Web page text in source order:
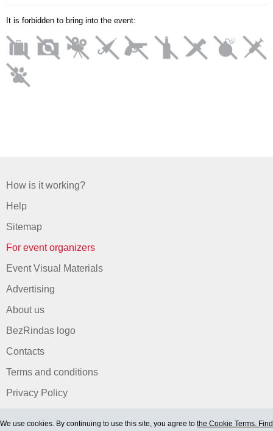
It is forbidden to bring into the event:
How is it working?
Help
Sitemap
For event organizers
Event Visual Materials
Advertising
About us
BezRindas logo
Contacts
Terms and conditions
Privacy Policy
We use cookies. By continuing to use this site, you agree to the Cookie Terms. Find